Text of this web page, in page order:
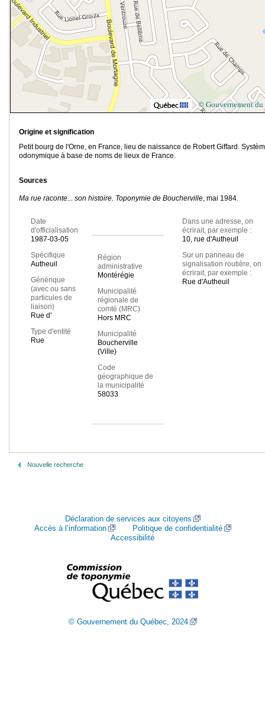
© Gouvernement du
Origine et signification
Petit bourg de l'Orne, en France, lieu de naissance de Robert Giffard.
odonymique à base de noms de lieux de France.
Sources
Ma rue raconte... son histoire. Toponymie de Boucherville, mai 1984.
Date
d'officialisation
1987-03-05
Spécifique
Autheuil
Générique
(avec ou sans
particules de
liaison)
Rue d'
Type d'entité
Rue
Région
administrative
Montérégie
Municipalité
régionale de
comté (MRC)
Hors MRC
Municipalité
Boucherville
(Ville)
Code
géographique de
la municipalité
58033
Dans une adresse, on
écrirait, par exemple :
10, rue d'Autheuil
Sur un panneau de
signalisation routière, on
écrirait, par exemple :
Rue d'Autheuil
Nouvelle recherche
Déclaration de services aux citoyens
Accès à l’information
Politique de confidentialité
Accessibilité
© Gouvernement du Québec, 2024